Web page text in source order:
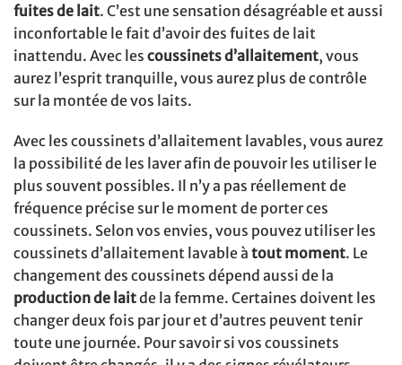
fuites de lait. C’est une sensation désagréable et aussi
inconfortable le fait d’avoir des fuites de lait
inattendu. Avec les coussinets d’allaitement, vous
aurez l’esprit tranquille, vous aurez plus de contrôle
sur la montée de vos laits.
Avec les coussinets d’allaitement lavables, vous aurez
la possibilité de les laver afin de pouvoir les utiliser le
plus souvent possibles. Il n’y a pas réellement de
fréquence précise sur le moment de porter ces
coussinets. Selon vos envies, vous pouvez utiliser les
coussinets d’allaitement lavable à tout moment. Le
changement des coussinets dépend aussi de la
production de laitde la femme. Certaines doivent les
changer deux fois par jour et d’autres peuvent tenir
toute une journée. Pour savoir si vos coussinets